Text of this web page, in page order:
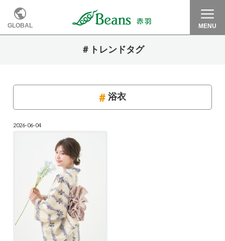
GLOBAL MENU
＃トレンドタグ
浴衣
2026-06-04